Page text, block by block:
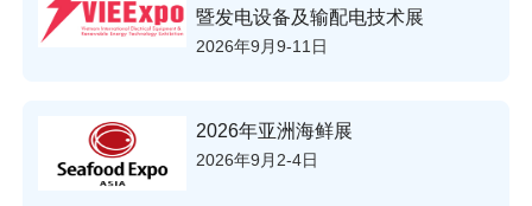
暨发电设备及输配电技术展
2026年9月9-11日
2026年亚洲海鲜展
2026年9月2-4日